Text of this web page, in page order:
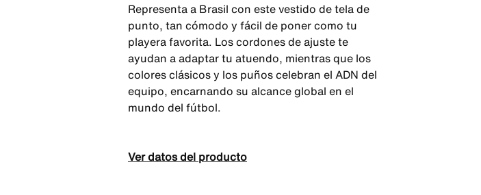
Representa a Brasil con este vestido de tela de
punto, tan cómodo y fácil de poner como tu
playera favorita. Los cordones de ajuste te
ayudan a adaptar tu atuendo, mientras que los
colores clásicos y los puños celebran el ADN del
equipo, encarnando su alcance global en el
mundo del fútbol.
Ver datos del producto